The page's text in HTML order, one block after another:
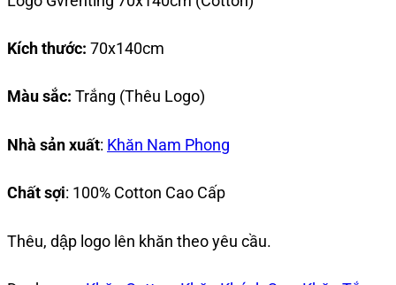
Kích thước: 70x140cm
Màu sắc: Trắng (Thêu Logo)
Nhà sản xuất: Khăn Nam Phong
Chất sợi: 100% Cotton Cao Cấp
Thêu, dập logo lên khăn theo yêu cầu.